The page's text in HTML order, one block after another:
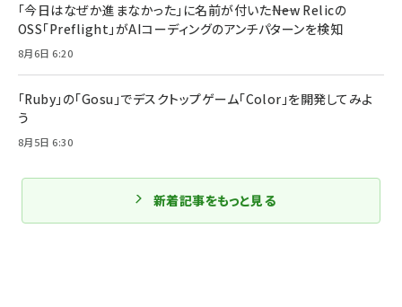
「今日はなぜか進まなかった」に名前が付いた――New Relicの
OSS「Preflight」がAIコーディングのアンチパターンを検知
8月6日 6:20
「Ruby」の「Gosu」でデスクトップゲーム「Color」を開発してみよ
う
8月5日 6:30
新着記事をもっと見る